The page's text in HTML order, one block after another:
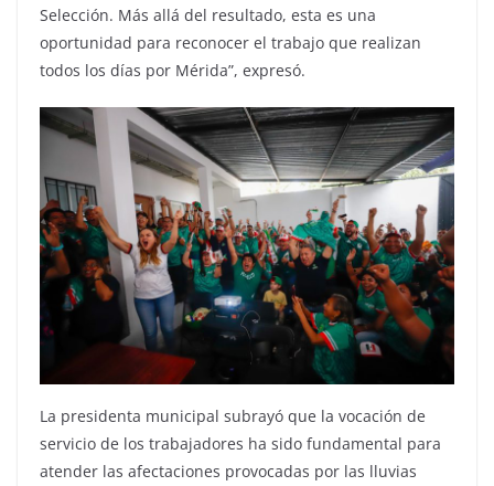
Selección. Más allá del resultado, esta es una
oportunidad para reconocer el trabajo que realizan
todos los días por Mérida”, expresó.
La presidenta municipal subrayó que la vocación de
servicio de los trabajadores ha sido fundamental para
atender las afectaciones provocadas por las lluvias